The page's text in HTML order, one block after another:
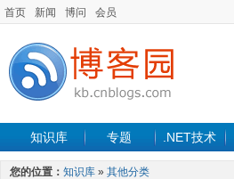
首页 新闻 博问 会员
知识库 专题 .NET技术
手机开发 软件工程
您的位置： 知识库 » 其他分类